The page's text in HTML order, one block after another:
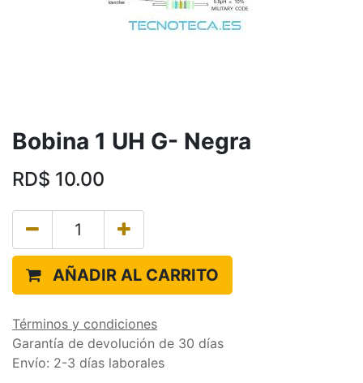
Bobina 1 UH G- Negra
RD$ 10.00
AÑADIR AL CARRITO
Términos y condiciones
Garantía de devolución de 30 días
Envío: 2-3 días laborales